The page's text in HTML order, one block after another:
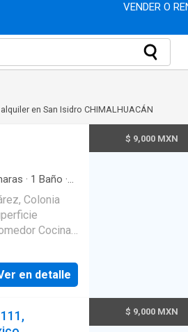
VENDER O
en San Isidro CHIMALHUACÁN
· 1 Baño ·
Colonia
en detalle
$ 9,000 MXN
$ 9,000 MXN